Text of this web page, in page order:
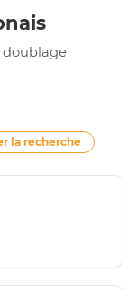
doublage
la recherche